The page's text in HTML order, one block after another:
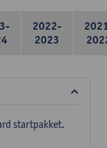
2022-
2023
startpakket.